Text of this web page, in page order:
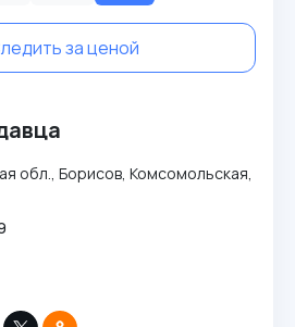
за ценой
обл., Борисов, Комсомольская,